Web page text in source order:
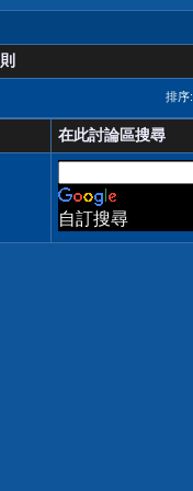
排序:
在此討論區搜尋
自訂搜尋